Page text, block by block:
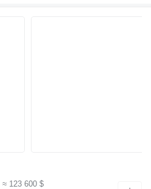
≈ 123 600 $